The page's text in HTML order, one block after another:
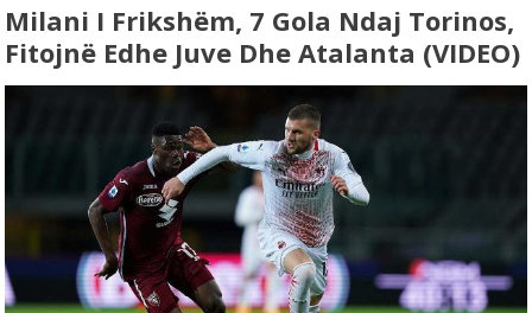
Milani I Frikshëm, 7 Gola Ndaj Torinos,
Fitojnë Edhe Juve Dhe Atalanta (VIDEO)